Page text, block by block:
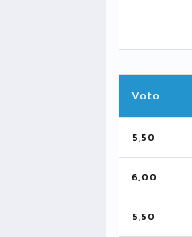
Voto
5,50
6,00
5,50